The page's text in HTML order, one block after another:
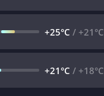
+25°C / +21°C
+21°C / +18°C